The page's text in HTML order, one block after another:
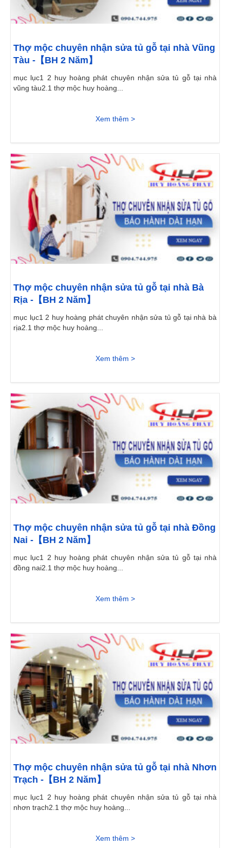
Thợ mộc chuyên nhận sửa tủ gỗ tại nhà Vũng
Tàu -【BH 2 Năm】
mục lục1 2 huy hoàng phát chuyên nhận sửa tủ gỗ tại nhà
vũng tàu2.1 thợ mộc huy hoàng...
Xem thêm >
Thợ mộc chuyên nhận sửa tủ gỗ tại nhà Bà
Rịa -【BH 2 Năm】
mục lục1 2 huy hoàng phát chuyên nhận sửa tủ gỗ tại nhà bà
rịa2.1 thợ mộc huy hoàng...
Xem thêm >
Thợ mộc chuyên nhận sửa tủ gỗ tại nhà Đồng
Nai -【BH 2 Năm】
mục lục1 2 huy hoàng phát chuyên nhận sửa tủ gỗ tại nhà
đồng nai2.1 thợ mộc huy hoàng...
Xem thêm >
Thợ mộc chuyên nhận sửa tủ gỗ tại nhà Nhơn
Trạch -【BH 2 Năm】
mục lục1 2 huy hoàng phát chuyên nhận sửa tủ gỗ tại nhà
nhơn trạch2.1 thợ mộc huy hoàng...
Xem thêm >